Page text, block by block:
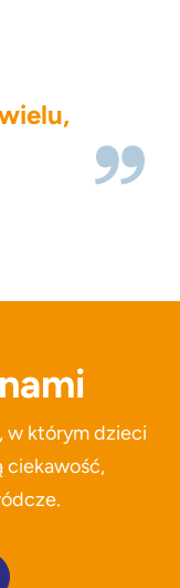
w którym dzieci
ciekawość,